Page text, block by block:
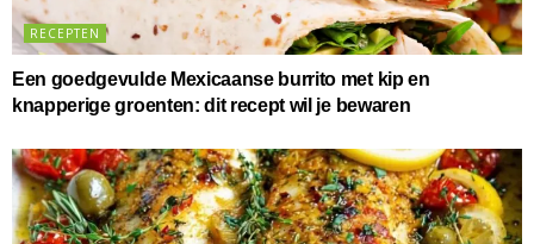
RECEPTEN
Een goedgevulde Mexicaanse burrito met kip en
knapperige groenten: dit recept wil je bewaren